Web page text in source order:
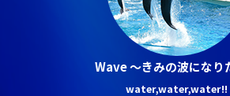
Wave ～きみの波になり
water,water,water!!